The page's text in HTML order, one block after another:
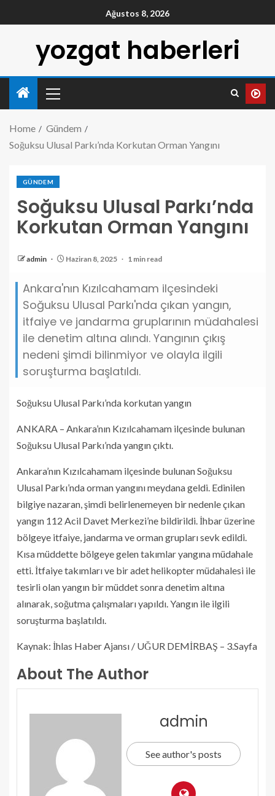
Ağustos 8, 2026
yozgat haberleri
Home
Gündem
Soğuksu Ulusal Parkı’nda Korkutan Orman Yangını
GÜNDEM
Soğuksu Ulusal Parkı’nda
Korkutan Orman Yangını
admin Haziran 8, 2025 1 min read
Ankara'nın Kızılcahamam ilçesindeki
Soğuksu Ulusal Parkı'nda çıkan yangın,
itfaiye ve jandarma gruplarının müdahalesi
ile denetim altına alındı. Yangının çıkış
nedeni şimdi bilinmiyor ve olayla ilgili
soruşturma başlatıldı.
Soğuksu Ulusal Parkı’nda korkutan yangın
ANKARA – Ankara’nın Kızılcahamam ilçesinde bulunan
Soğuksu Ulusal Parkı’nda yangın çıktı.
Ankara’nın Kızılcahamam ilçesinde bulunan Soğuksu
Ulusal Parkı’nda orman yangını meydana geldi. Edinilen
bilgiye nazaran, şimdi belirlenemeyen bir nedenle çıkan
yangın 112 Acil Davet Merkezi’ne bildirildi. İhbar üzerine
bölgeye itfaiye, jandarma ve orman grupları sevk edildi.
Kısa müddette bölgeye gelen takımlar yangına müdahale
etti. İtfaiye takımları ve bir adet helikopter müdahalesi ile
tesirli olan yangın bir müddet sonra denetim altına
alınarak, soğutma çalışmaları yapıldı. Yangın ile ilgili
soruşturma başlatıldı.
Kaynak: İhlas Haber Ajansı / UĞUR DEMİRBAŞ – 3.Sayfa
About The Author
admin
See author's posts